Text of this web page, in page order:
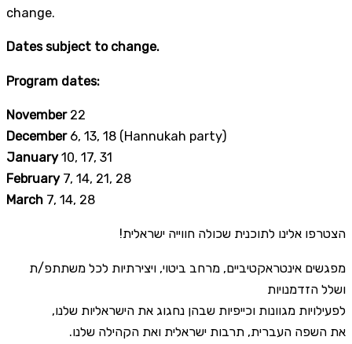
change.
Dates subject to change.
Program dates:
November 22
December6, 13, 18 (Hannukah party)
January10, 17, 31
February7, 14, 21, 28
March 7, 14, 28
הצטרפו אלינו לתוכנית שכולה חווייה ישראלית!
מפגשים אינטראקטיביים, מרחב ביטוי, ויצירתיות לכל משתתפ/ת
ושלל הזדמנויות
לפעילויות מגוונות וכייפיות שבהן נחגוג את הישראליות שלנו,
את השפה העברית, תרבות ישראלית ואת הקהילה שלנו.